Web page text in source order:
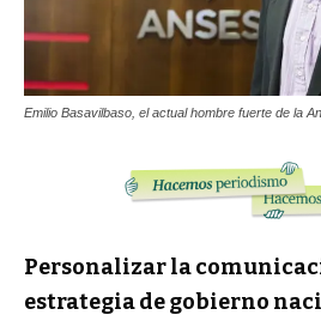
Emilio Basavilbaso, el actual hombre fuerte de la
Personalizar la
estrategia de gobierno